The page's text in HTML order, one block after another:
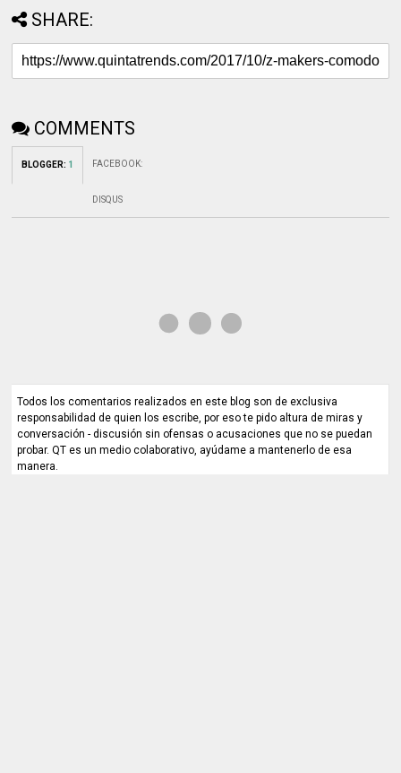
SHARE:
COMMENTS
BLOGGER: 1 FACEBOOK:
DISQUS
Todos los comentarios realizados en este blog son de exclusiva
responsabilidad de quien los escribe, por eso te pido altura de miras y
conversación - discusión sin ofensas o acusaciones que no se puedan
probar. QT es un medio colaborativo, ayúdame a mantenerlo de esa
manera.